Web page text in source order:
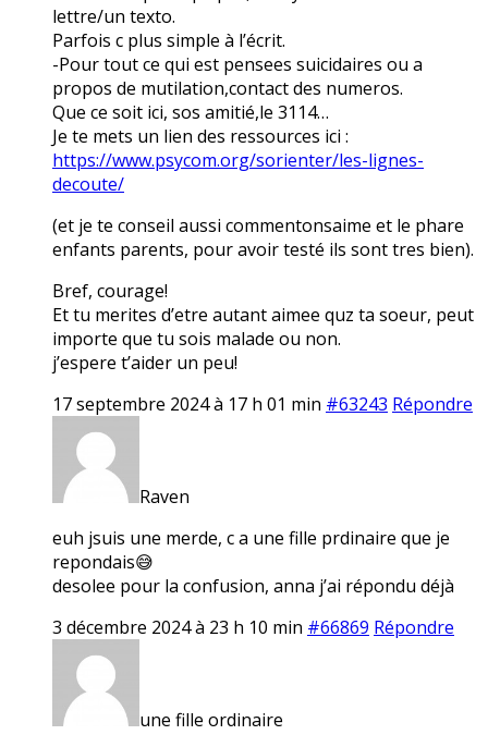
lettre/un texto.
Parfois c plus simple à l’écrit.
-Pour tout ce qui est pensees suicidaires ou a
propos de mutilation,contact des numeros.
Que ce soit ici, sos amitié,le 3114…
Je te mets un lien des ressources ici :
https://www.psycom.org/sorienter/les-lignes-
decoute/
(et je te conseil aussi commentonsaime et le phare
enfants parents, pour avoir testé ils sont tres bien).
Bref, courage!
Et tu merites d’etre autant aimee quz ta soeur, peut
importe que tu sois malade ou non.
j’espere t’aider un peu!
17 septembre 2024 à 17 h 01 min #63243 Répondre
Raven
euh jsuis une merde, c a une fille prdinaire que je
repondais😅
desolee pour la confusion, anna j’ai répondu déjà
3 décembre 2024 à 23 h 10 min #66869 Répondre
une fille ordinaire